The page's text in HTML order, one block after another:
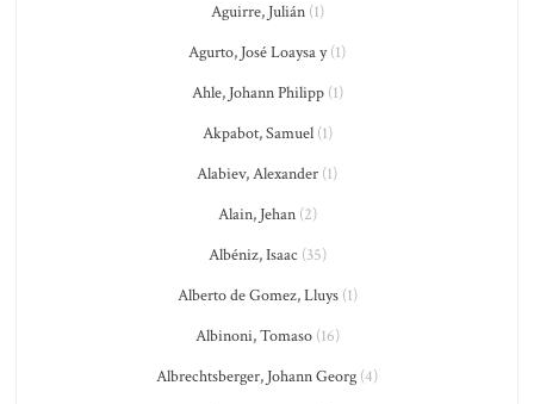
Aguirre, Julián(1)
Agurto, José Loaysa y(1)
Ahle, Johann Philipp(1)
Akpabot, Samuel(1)
Alabiev, Alexander (1)
Alain, Jehan(2)
Albéniz, Isaac (35)
Alberto de Gomez, Lluys(1)
Albinoni, Tomaso(16)
Albrechtsberger, Johann Georg (4)